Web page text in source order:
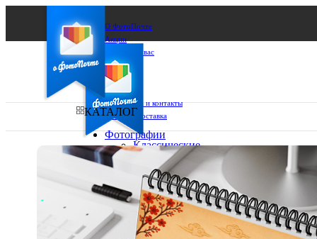
О ФотоПочте
Акции
Сделаем за вас
Бизнесу
FAQ
Франшиза
Поддержка и контакты
Оплата и доставка
Ваш город:
Ваш регион доставки
Выберите из списка:
КАТАЛОГ
Фотографии
Классические
10х10
10х15
13х18
15х15
15х20
20х20